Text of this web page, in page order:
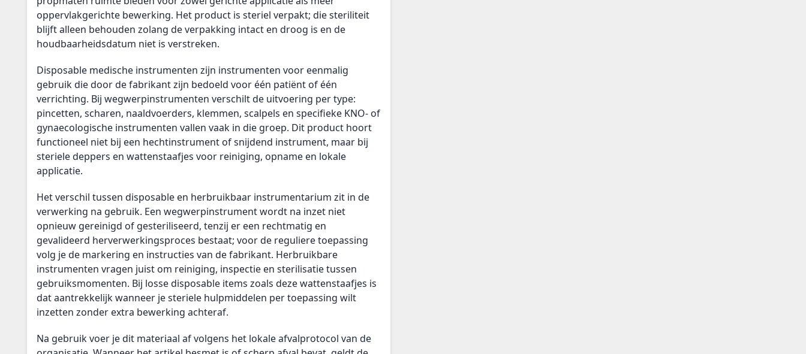
oppervlakgerichte bewerking. Het product is steriel verpakt; die steriliteit
blijft alleen behouden zolang de verpakking intact en droog is en de
houdbaarheidsdatum niet is verstreken.
Disposable medische instrumenten zijn instrumenten voor eenmalig
gebruik die door de fabrikant zijn bedoeld voor één patiënt of één
verrichting. Bij wegwerpinstrumenten verschilt de uitvoering per type:
pincetten, scharen, naaldvoerders, klemmen, scalpels en specifieke KNO- of
gynaecologische instrumenten vallen vaak in die groep. Dit product hoort
functioneel niet bij een hechtinstrument of snijdend instrument, maar bij
steriele deppers en wattenstaafjes voor reiniging, opname en lokale
applicatie.
Het verschil tussen disposable en herbruikbaar instrumentarium zit in de
verwerking na gebruik. Een wegwerpinstrument wordt na inzet niet
opnieuw gereinigd of gesteriliseerd, tenzij er een rechtmatig en
gevalideerd herverwerkingsproces bestaat; voor de reguliere toepassing
volg je de markering en instructies van de fabrikant. Herbruikbare
instrumenten vragen juist om reiniging, inspectie en sterilisatie tussen
gebruiksmomenten. Bij losse disposable items zoals deze wattenstaafjes is
dat aantrekkelijk wanneer je steriele hulpmiddelen per toepassing wilt
inzetten zonder extra bewerking achteraf.
Na gebruik voer je dit materiaal af volgens het lokale afvalprotocol van de